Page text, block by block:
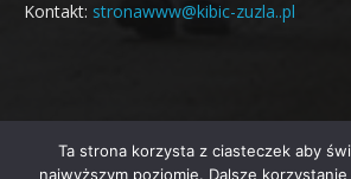
Kontakt: stronawww@kibic-zuzla..pl
© Newspaper WordPress Theme by TagDiv
Ta strona korzysta z ciasteczek aby
najwyższym poziomie. Dalsze